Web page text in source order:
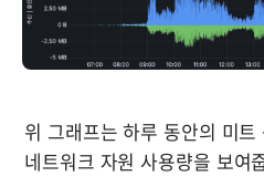
위 그래프는 하루 동안의 미
네트워크 자원 사용량을 보여